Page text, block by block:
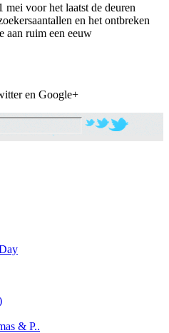
voor het laatst de deuren
en het ontbreken
aan ruim een eeuw
en Google+
& P..